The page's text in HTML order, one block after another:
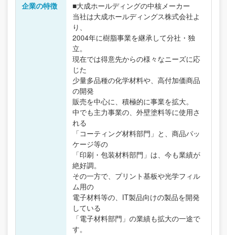
企業の特徴
■大成ホールディングの中核メーカー
当社は大成ホールディングス株式会社よ
り、
2004年に樹脂事業を継承して分社・独
立。
現在では得意先からの様々なニーズに応
じた
少量多品種の化学材料や、高付加価商品
の開発
販売を中心に、積極的に事業を拡大。
中でも主力事業の、外壁塗料等に使用さ
れる
「コーティング材料部門」と、商品パッ
ケージ等の
「印刷・包装材料部門」は、今も業績が
絶好調。
その一方で、プリント基板や光学フィル
ム用の
電子材料等の、IT製品向けの製品を開発
している
「電子材料部門」の業績も拡大の一途で
す。